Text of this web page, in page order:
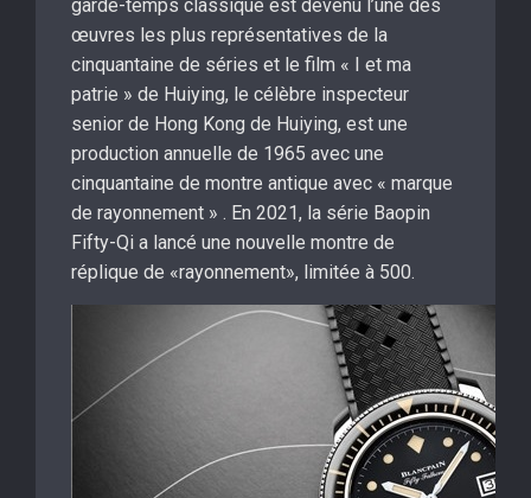
garde-temps classique est devenu l’une des
œuvres les plus représentatives de la
cinquantaine de séries et le film « I et ma
patrie » de Huiying, le célèbre inspecteur
senior de Hong Kong de Huiying, est une
production annuelle de 1965 avec une
cinquantaine de montre antique avec « marque
de rayonnement » . En 2021, la série Baopin
Fifty-Qi a lancé une nouvelle montre de
réplique de «rayonnement», limitée à 500.